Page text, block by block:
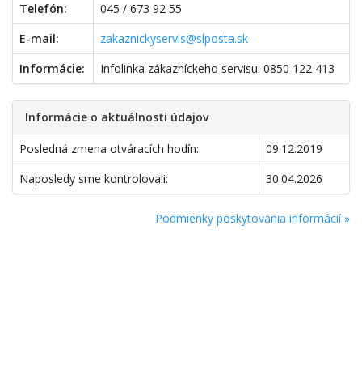
Telefón:
045 / 673 92 55
E-mail:
zakaznickyservis@slposta.sk
Informácie:
Infolinka zákazníckeho servisu: 0850 122 413
Informácie o aktuálnosti údajov
Posledná zmena otváracích hodín:
09.12.2019
Naposledy sme kontrolovali:
30.04.2026
Podmienky poskytovania informácií »